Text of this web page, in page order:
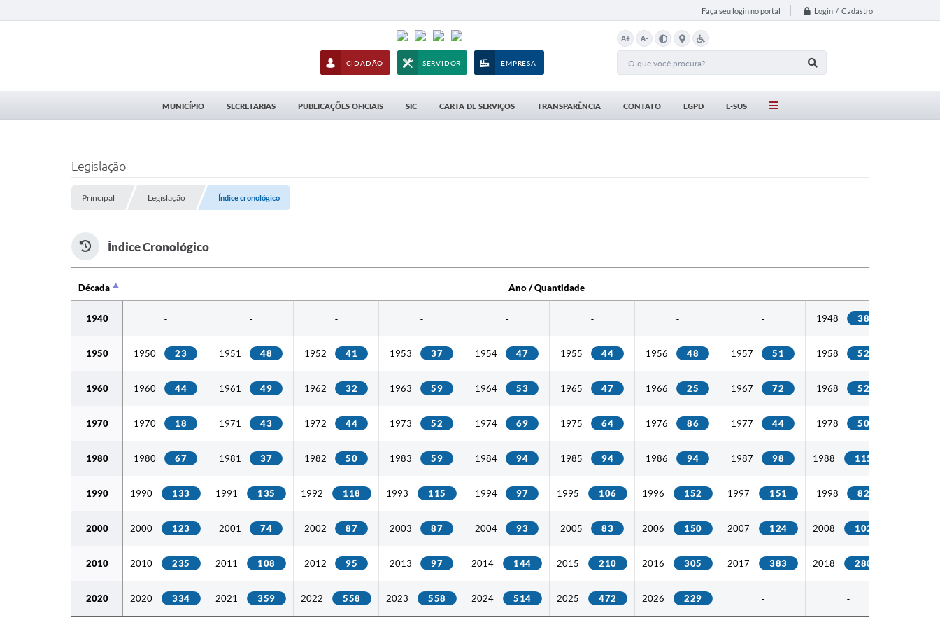
Faça seu login no portal Login / Cadastro
CIDADÃO SERVIDOR EMPRESA
A+ A-
MUNICÍPIO SECRETARIAS PUBLICAÇÕES OFICIAIS SIC CARTA DE SERVIÇOS TRANSPARÊNCIA CONTATO LGPD E-SUS
Legislação
Principal Legislação Índice cronológico
Índice Cronológico
Década
Ano / Quantidade
1940
- - - - - - - - 1948 38
1950 1950 23 1951 48 1952 41 1953 37 1954 47 1955 44 1956 48 1957 51 1958 52
1960 1960 44 1961 49 1962 32 1963 59 1964 53 1965 47 1966 25 1967 72 1968 52
1970 1970 18 1971 43 1972 44 1973 52 1974 69 1975 64 1976 86 1977 44 1978 50
1980 1980 67 1981 37 1982 50 1983 59 1984 94 1985 94 1986 94 1987 98 1988 115
1990 1990 133 1991 135 1992 118 1993 115 1994 97 1995 106 1996 152 1997 151 1998 82
2000 2000 123 2001 74 2002 87 2003 87 2004 93 2005 83 2006 150 2007 124 2008 102
2010 2010 235 2011 108 2012 95 2013 97 2014 144 2015 210 2016 305 2017 383 2018 280
2020 2020 334 2021 359 2022 558 2023 558 2024 514 2025 472 2026 229 - -